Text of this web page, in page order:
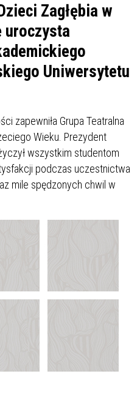
Zagłębia w
uroczysta
Uniwersytetu
zapewniła Grupa Teatralna
Wieku. Prezydent
wszystkim studentom
podczas uczestnictwa
mile spędzonych chwil w